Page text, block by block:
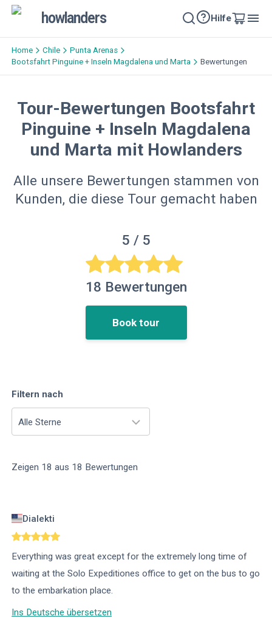
howlanders Hilfe
Home Chile
Punta Arenas
Bootsfahrt Pinguine + Inseln Magdalena und Marta
Bewertungen
Tour-Bewertungen Bootsfahrt
Pinguine + Inseln Magdalena
und Marta mit Howlanders
Alle unsere Bewertungen stammen von
Kunden, die diese Tour gemacht haben
5 / 5
18 Bewertungen
Book tour
Filtern nach
Alle Sterne
Zeigen 18 aus 18 Bewertungen
Dialekti
Everything was great except for the extremely long time of
waiting at the Solo Expeditiones office to get on the bus to go
to the embarkation place.
Ins Deutsche übersetzen